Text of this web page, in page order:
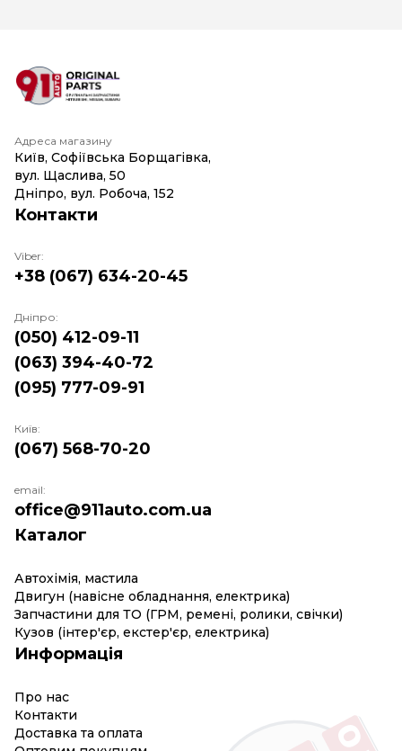
Адреса магазину
Київ, Софіївська Борщагівка,
вул. Щаслива, 50
Дніпро, вул. Робоча, 152
Каталог
Автохімія, мастила
Двигун (навісне обладнання, електрика)
Запчастини для ТО (ГРМ, ремені, ролики, свічки)
Кузов (інтер'єр, екстер'єр, електрика)
Информація
Про нас
Контакти
Доставка та оплата
Контакти
Viber:
+38 (067) 634-20-45
Дніпро:
(050) 412-09-11
(063) 394-40-72
(095) 777-09-91
Київ:
(067) 568-70-20
email:
office@911auto.com.ua